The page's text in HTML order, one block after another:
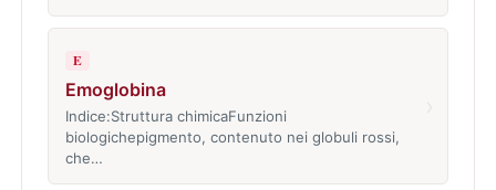
E
Emoglobina
Indice:Struttura chimicaFunzioni
biologichepigmento, contenuto nei globuli rossi,
che…